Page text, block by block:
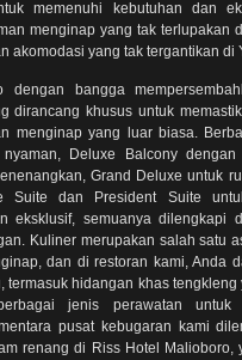
memenuhi kebutuhan dan
menginap yang tak terlupakan
akomodasi yang tak tergantikan di
dengan bangga
dirancang khusus untuk
menginap yang luar biasa.
Deluxe Balcony dengan
Grand Deluxe untuk
Suite dan President Suite
eksklusif, semuanya dilengkapi
Kuliner merupakan salah satu
dan di restoran kami, Anda
termasuk hidangan khas tengkleng
jenis perawatan untuk
pusat kebugaran kami
renang di Riss Hotel Malioboro,